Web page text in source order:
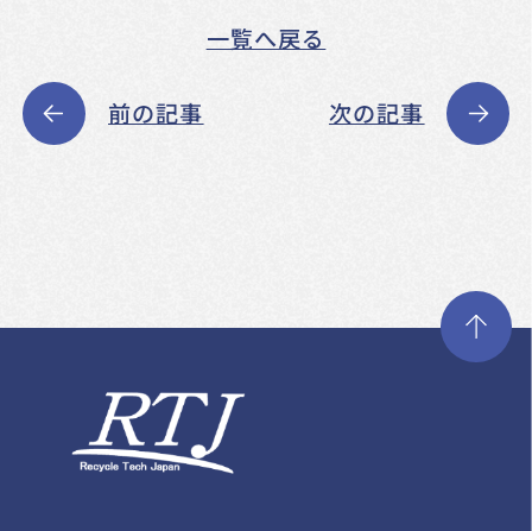
前の記事
一覧へ戻る
次の記事